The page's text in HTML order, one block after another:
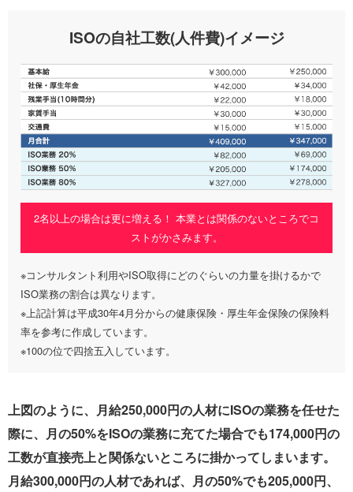
ISOの自社工数(人件費)イメージ
2名以上の場合は更に増える！ 本業とは関係のないところでコ
ストがかさみます。
※コンサルタント利用やISO取得にどのぐらいの力量を掛けるかで
ISO業務の割合は異なります。
※上記計算は平成30年4月分からの健康保険・厚生年金保険の保険料
率を参考に作成しています。
※100の位で四捨五入しています。
上図のように、月給250,000円の人材にISOの業務を任せた
際に、月の50%をISOの業務に充てた場合でも174,000円の
工数が直接売上と関係ないところに掛かってしまいます。
月給300,000円の人材であれば、月の50%でも205,000円、